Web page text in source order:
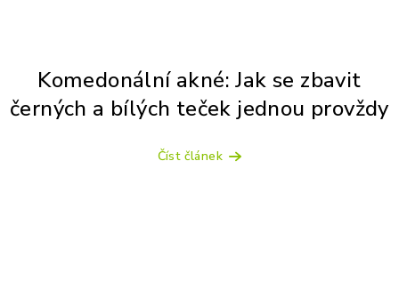
Komedonální akné: Jak se zbavit
černých a bílých teček jednou provždy
Číst článek